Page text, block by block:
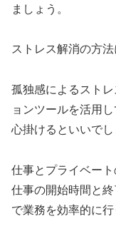
ましょう。
ストレス解消の方法
孤独感によるスト
ョンツールを活用
心掛けるといいでし
仕事とプライベート
仕事の開始時間と
で業務を効率的に行